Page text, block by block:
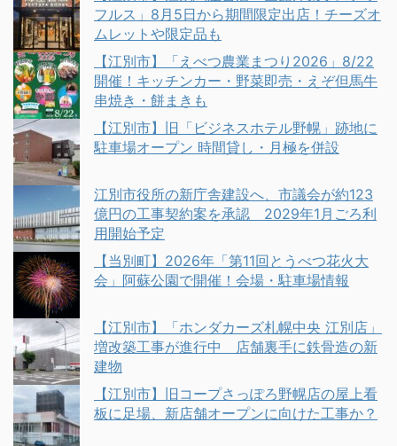
フルス」8月5日から期間限定出店！チーズオ
ムレットや限定品も
【江別市】「えべつ農業まつり2026」8/22
開催！キッチンカー・野菜即売・えぞ但馬牛
串焼き・餅まきも
【江別市】旧「ビジネスホテル野幌」跡地に
駐車場オープン 時間貸し・月極を併設
江別市役所の新庁舎建設へ、市議会が約123
億円の工事契約案を承認 2029年1月ごろ利
用開始予定
【当別町】2026年「第11回とうべつ花火大
会」阿蘇公園で開催！会場・駐車場情報
【江別市】「ホンダカーズ札幌中央 江別店」
増改築工事が進行中 店舗裏手に鉄骨造の新
建物
【江別市】旧コープさっぽろ野幌店の屋上看
板に足場、新店舗オープンに向けた工事か？